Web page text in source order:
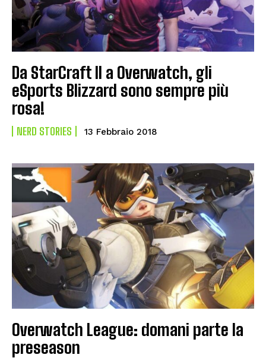
Da StarCraft II a Overwatch, gli
eSports Blizzard sono sempre più
rosa!
NERD STORIES 13 Febbraio 2018
Overwatch League: domani parte la
preseason